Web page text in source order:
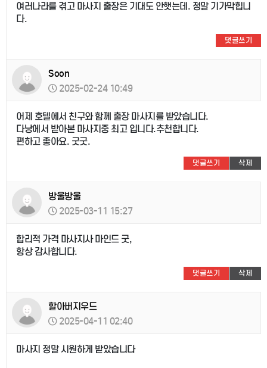
여러나라를 겪고 마사지 출장은 기대도 안햇는데. 정말 기가막힙니
다.
댓글쓰기
Soon
2025-02-24 10:49
어제 호텔에서 친구와 함께 출장 마사지를 받았습니다.
다낭에서 받아본 마사지중 최고 입니다.추천합니다.
편하고 좋아요. 굿굿.
댓글쓰기 삭제
방울방울
2025-03-11 15:27
합리적 가격 마사지사 마인드 굿,
항상 감사합니다.
댓글쓰기 삭제
할아버지우드
2025-04-11 02:40
마사지 정말 시원하게 받았습니다